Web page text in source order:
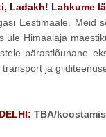
Ladakh! Lahkume
Eestimaale. Meid
üle Himaalaja
pärastlõunane
ja
TBA/